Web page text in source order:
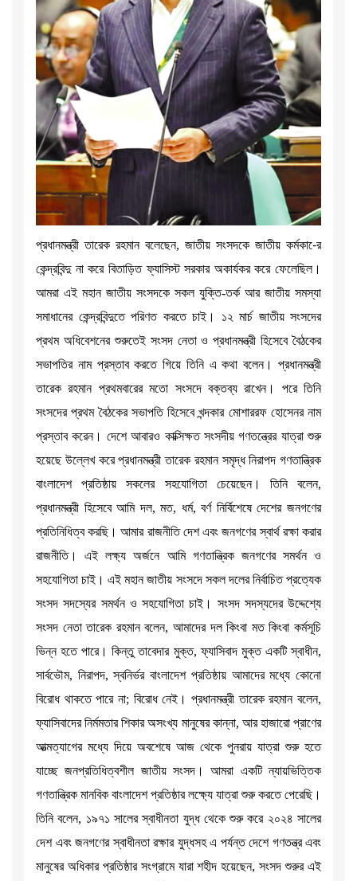
প্রধানমন্ত্রী তারেক রহমান বলেছেন, জাতীয় সংসদকে জাতীয় কর্মকা-ের
কেন্দ্রবিন্দু না করে বিতাড়িত ফ্যাসিস্ট সরকার অকার্যকর করে ফেলেছিল।
আমরা এই মহান জাতীয় সংসদকে সকল যুক্তি-তর্ক আর জাতীয় সমস্যা
সমাধানের কেন্দ্রবিন্দুতে পরিণত করতে চাই। ১২ মার্চ জাতীয় সংসদের
প্রথম অধিবেশনের শুরুতেই সংসদ নেতা ও প্রধানমন্ত্রী হিসেবে বৈঠকের
সভাপতির নাম প্রস্তাব করতে গিয়ে তিনি এ কথা বলেন। প্রধানমন্ত্রী
তারেক রহমান প্রথমবারের মতো সংসদে বক্তব্য রাখেন। পরে তিনি
সংসদের প্রথম বৈঠকের সভাপতি হিসেবে খন্দকার মোশাররফ হোসেনর নাম
প্রস্তাব করেন। দেশে আবারও কাক্সিক্ষত সংসদীয় গণতন্ত্রের যাত্রা শুরু
হয়েছে উল্লেখ করে প্রধানমন্ত্রী তারেক রহমান সমৃদ্ধ নিরাপদ গণতান্ত্রিক
বাংলাদেশ প্রতিষ্ঠায় সকলের সহযোগিতা চেয়েছেন। তিনি বলেন,
প্রধানমন্ত্রী হিসেবে আমি দল, মত, ধর্ম, বর্ণ নির্বিশেষে দেশের জনগণের
প্রতিনিধিত্ব করছি। আমার রাজনীতি দেশ এবং জনগণের স্বার্থ রক্ষা করার
রাজনীতি। এই লক্ষ্য অর্জনে আমি গণতান্ত্রিক জনগণের সমর্থন ও
সহযোগিতা চাই। এই মহান জাতীয় সংসদে সকল দলের নির্বাচিত প্রত্যেক
সংসদ সদস্যের সমর্থন ও সহযোগিতা চাই। সংসদ সদস্যদের উদ্দেশ্যে
সংসদ নেতা তারেক রহমান বলেন, আমাদের দল কিংবা মত কিংবা কর্মসূচি
ভিন্ন হতে পারে। কিন্তু তাবেদার মুক্ত, ফ্যাসিবাদ মুক্ত একটি স্বাধীন,
সার্বভৌম, নিরাপদ, স্বনির্ভর বাংলাদেশ প্রতিষ্ঠায় আমাদের মধ্যে কোনো
বিরোধ থাকতে পারে না; বিরোধ নেই। প্রধানমন্ত্রী তারেক রহমান বলেন,
ফ্যাসিবাদের নির্মমতার শিকার অসংখ্য মানুষের কান্না, আর হাজারো প্রাণের
আত্মত্যাগের মধ্যে দিয়ে অবশেষে আজ থেকে পুনরায় যাত্রা শুরু হতে
যাচ্ছে জনপ্রতিধিত্বশীল জাতীয় সংসদ। আমরা একটি ন্যায়ভিত্তিক
গণতান্ত্রিক মানবিক বাংলাদেশ প্রতিষ্ঠার লক্ষ্যে যাত্রা শুরু করতে পেরেছি।
তিনি বলেন, ১৯৭১ সালের স্বাধীনতা যুদ্ধ থেকে শুরু করে ২০২৪ সালের
দেশ এবং জনগণের স্বাধীনতা রক্ষার যুদ্ধসহ এ পর্যন্ত দেশে গণতন্ত্র এবং
মানুষের অধিকার প্রতিষ্ঠার সংগ্রামে যারা শহীদ হয়েছেন, সংসদ শুরুর এই